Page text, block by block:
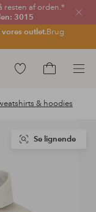
resten af orden.*
3015
vores outlet.Brug
Luk
Gå
favoritmarkerede
til
& hoodies
Se lignende